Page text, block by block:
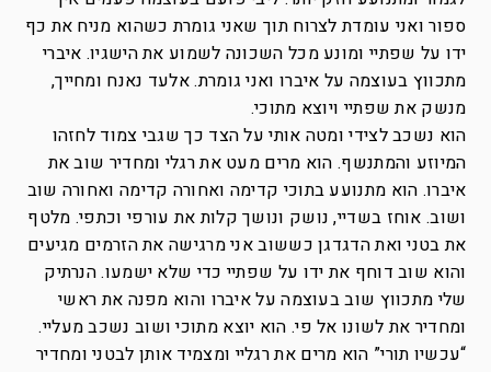
ספור ואני עומדת לצרוח תוך שאני גומרת כשהוא מניח את כף
ידו על שפתיי ומונע מכל השכונה לשמוע את הישגיו. איברי
מתכווץ בעוצמה על איברו ואני גומרת. אלעד נאנח ומחייך,
מנשק את שפתיי ויוצא מתוכי.
הוא נשכב לצידי ומטה אותי על הצד כך שגבי צמוד לחזהו
המיוזע והמתנשף. הוא מרים מעט את רגלי ומחדיר שוב את
איברו. הוא מתנועע בתוכי קדימה ואחורה קדימה ואחורה שוב
ושוב. אוחז בשדיי, נושק ונושך קלות את עורפי וכתפי. מלטף
את בטני ואת הדגדגן כששוב אני מרגישה את הזרמים מגיעים
והוא שוב דוחף את ידו על שפתיי כדי שלא ישמעו. הנרתיק
שלי מתכווץ שוב בעוצמה על איברו והוא מפנה את ראשי
ומחדיר את לשונו אל פי. הוא יוצא מתוכי ושוב נשכב מעליי.
“עכשיו תורי” הוא מרים את רגליי ומצמיד אותן לבטני ומחדיר